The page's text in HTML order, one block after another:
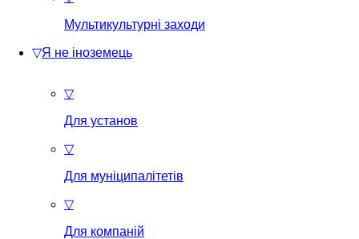
Мультикультурні заходи
▽Я не іноземець
▽
Для установ
▽
Для муніципалітетів
▽
Для компаній